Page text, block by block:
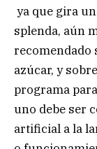
ya que gira
splenda, aún
recomendado
azúcar, y
programa
uno debe ser
artificial a la